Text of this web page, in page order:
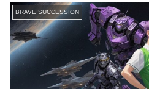
BRAVE SUCCESSION